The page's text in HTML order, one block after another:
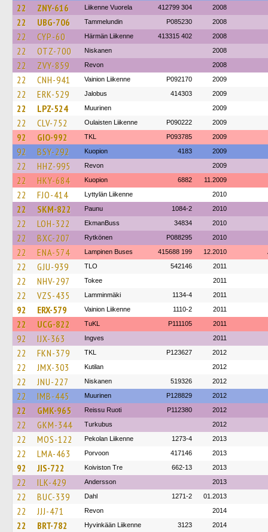
22 ZNY-616 Liikenne Vuorela 412799 304 2008
22 UBG-706 Tammelundin P085230 2008
22 CYP-60 Härmän Liikenne 413315 402 2008
22 OTZ-700 Niskanen 2008
22 ZVY-859 Revon 2008
22 CNH-941 Vainion Liikenne P092170 2009
22 ERK-529 Jalobus 414303 2009
22 LPZ-524 Muurinen 2009
22 CLV-752 Oulaisten Liikenne P090222 2009
92 GIO-992 TKL P093785 2009
92 BSY-292 Kuopion 4183 2009
22 HHZ-995 Revon 2009
22 HKY-684 Kuopion 6882 11.2009
22 FJO-414 Lyttylän Liikenne 2010
22 SKM-822 Paunu 1084-2 2010
22 LOH-322 EkmanBuss 34834 2010
22 BXC-207 Rytkönen P088295 2010
22 ENA-574 Lampinen Buses 415688 199 12.2010
22 GJU-939 TLO 542146 2011
22 NHV-297 Tokee 2011
22 VZS-435 Lamminmäki 1134-4 2011
92 ERX-579 Vainion Liikenne 1110-2 2011
22 UCG-822 TuKL P111105 2011
92 IJX-363 Ingves 2011
22 FKN-379 TKL P123627 2012
22 JMX-303 Kutilan 2012
22 JNU-227 Niskanen 519326 2012
22 IMB-445 Muurinen P128829 2012
22 GMK-965 Reissu Ruoti P112380 2012
22 GKM-344 Turkubus 2012
22 MOS-122 Pekolan Liikenne 1273-4 2013
22 LMA-463 Porvoon 417146 2013
92 JIS-722 Koiviston Tre 662-13 2013
22 ILK-429 Andersson 2013
22 BUC-339 Dahl 1271-2 01.2013
22 JJJ-471 Revon 2014
22 BRT-782 Hyvinkään Liikenne 3123 2014